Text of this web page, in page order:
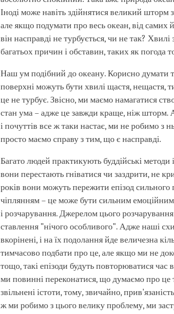
Іноді може навіть здійнятися великий
але якщо подумати про весь океан, від самих
він насправді не турбується, чи не так?
багатьох причин і обставин, таких як
Наш ум подібний до океану. Корисно
поверхні можуть бути хвилі щастя, нещастя,
це не турбує. Звісно, ми маємо намагатися
стан ума – адже це завжди краще, ніж шторм.
і почуттів все ж таки настає, ми не робимо з
просто маємо справу з тим, що є насправді.
Багато людей практикують буддійські методи
вони перестають гніватися чи заздрити, не
років вони можуть пережити епізод сильного
чіплянням – це може бути сильним
і розчарування. Джерелом цього
ставлення "нічого особливого". Адже наші
вкорінені, і на їх подолання йде величезна
тимчасово подбати про це, але якщо ми не
тощо, такі епізоди будуть повторюватися час
ми повинні переконатися, що думаємо про
звільнені істоти, тому, звичайно,
ж ми робимо з цього велику проблему, ми